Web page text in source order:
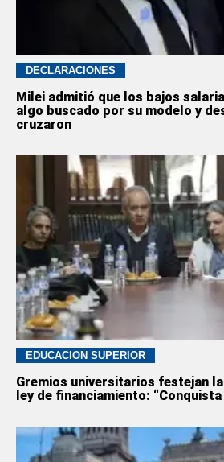
DECLARACIONES
Milei admitió que los bajos
algo buscado por su modelo y
cruzaron
EDUCACION SUPERIOR
Gremios universitarios festejan
ley de financiamiento: